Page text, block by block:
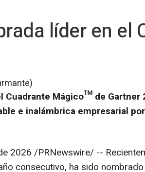
líder en
Cuadrante Mágico™ de Gartner
e inalámbrica empresarial
2026 /PRNewswire/ --
consecutivo, ha sido